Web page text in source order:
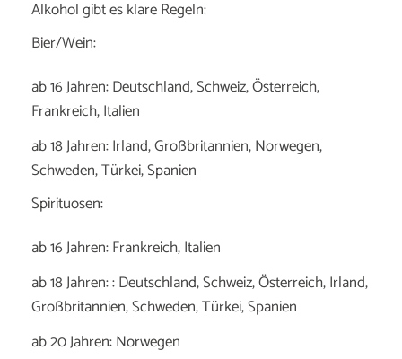
Alkohol gibt es klare Regeln:
Bier/Wein:
ab 16 Jahren: Deutschland, Schweiz, Österreich,
Frankreich, Italien
ab 18 Jahren: Irland, Großbritannien, Norwegen,
Schweden, Türkei, Spanien
Spirituosen:
ab 16 Jahren: Frankreich, Italien
ab 18 Jahren: : Deutschland, Schweiz, Österreich, Irland,
Großbritannien, Schweden, Türkei, Spanien
ab 20 Jahren: Norwegen